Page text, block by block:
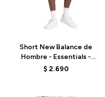
Short New Balance de
Hombre - Essentials -
MS41520BK - BLACK
$ 2.690